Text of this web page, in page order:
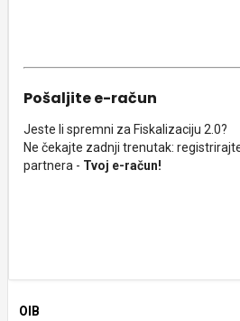
Pošaljite e-račun
Jeste li spremni za Fiskalizaciju 2.0?
Ne čekajte zadnji trenutak:
partnera - Tvoj e-račun!
OIB